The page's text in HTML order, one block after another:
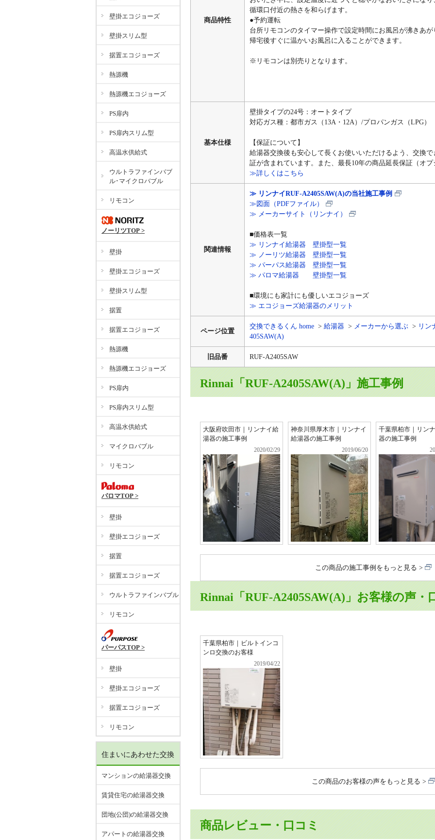
商品特性
循環口付近の熱さを和らげます。
●予約運転
台所リモコンのタイマー操作で設定時間にお風呂が沸きあが
帰宅後すぐに温かいお風呂に入ることができます。
※リモコンは別売りとなります。
基本仕様
壁掛タイプの24号：オートタイプ
対応ガス種：都市ガス（13A・12A）/プロパンガス（LPG）
【保証について】
給湯器交換後も安心して長くお使いいただけるよう、交換
証が含まれています。また、最長10年の商品延長保証（オプ
≫詳しくはこちら
関連情報
≫ リンナイRUF-A2405SAW(A)の当社施工事例
≫図面（PDFファイル）
≫ メーカーサイト（リンナイ）
■価格表一覧
≫ リンナイ給湯器 壁掛型一覧
≫ ノーリツ給湯器 壁掛型一覧
≫ パーパス給湯器 壁掛型一覧
≫ パロマ給湯器 壁掛型一覧
■環境にも家計にも優しいエコジョーズ
≫ エコジョーズ給湯器のメリット
ページ位置
交換できるくん home 給湯器 メーカーから選ぶ リン
405SAW(A)
旧品番 RUF-A2405SAW
Rinnai「RUF-A2405SAW(A)」施工事例
大阪府吹田市｜リンナイ給
湯器の施工事例
2020/02/29
神奈川県厚木市｜リンナイ
給湯器の施工事例
2019/06/20
千葉県柏市｜リン
器の施工事例
この商品の施工事例をもっと見る
Rinnai「RUF-A2405SAW(A)」お客様の声・
千葉県柏市｜ビルトインコ
ンロ交換のお客様
2019/04/22
この商品のお客様の声をもっと見る
商品レビュー・口コミ
壁掛エコジョーズ
壁掛スリム型
据置エコジョーズ
熱源機
熱源機エコジョーズ
PS扉内
PS扉内スリム型
高温水供給式
ウルトラファインバブ
ル･マイクロバブル
リモコン
ノーリツTOP >
壁掛
壁掛エコジョーズ
壁掛スリム型
据置
据置エコジョーズ
熱源機
熱源機エコジョーズ
PS扉内
PS扉内スリム型
高温水供給式
マイクロバブル
リモコン
パロマTOP >
壁掛
壁掛エコジョーズ
据置
据置エコジョーズ
ウルトラファインバブル
リモコン
パーパスTOP >
壁掛
壁掛エコジョーズ
据置エコジョーズ
リモコン
住まいにあわせた交換
マンションの給湯器交換
賃貸住宅の給湯器交換
団地(公団)の給湯器交換
アパートの給湯器交換